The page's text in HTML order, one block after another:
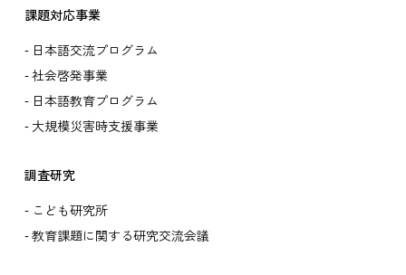
課題対応事業
日本語交流プログラム
社会啓発事業
日本語教育プログラム
大規模災害時支援事業
調査研究
こども研究所
教育課題に関する研究交流会議